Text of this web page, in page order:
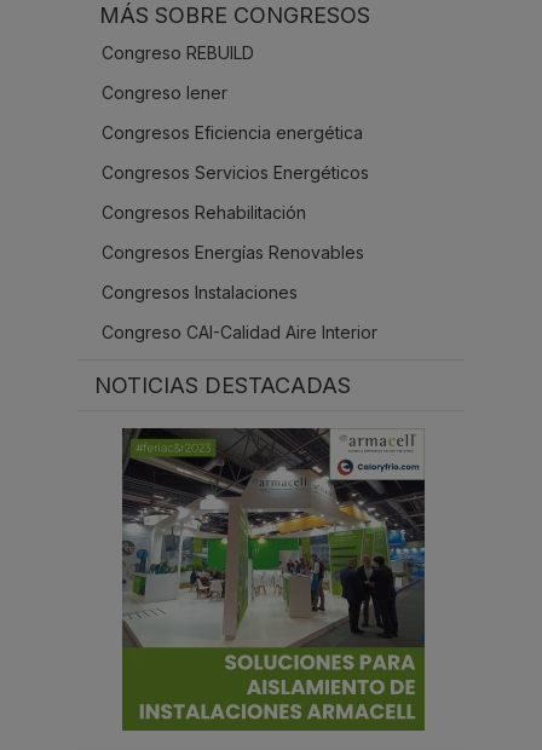
MÁS SOBRE CONGRESOS
Congreso REBUILD
Congreso Iener
Congresos Eficiencia energética
Congresos Servicios Energéticos
Congresos Rehabilitación
Congresos Energías Renovables
Congresos Instalaciones
Congreso CAI-Calidad Aire Interior
NOTICIAS DESTACADAS